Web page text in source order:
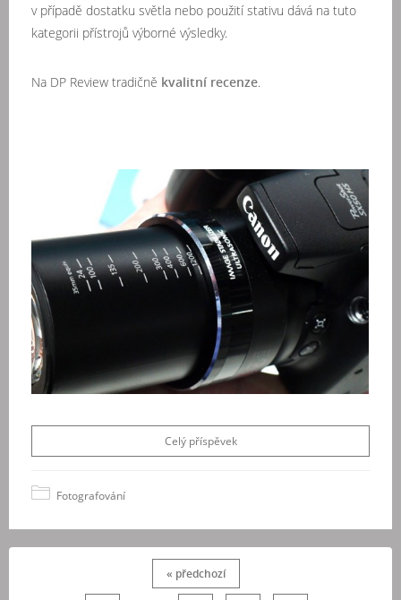
v případě dostatku světla nebo použití stativu dává na tuto
kategorii přístrojů výborné výsledky.
Na DP Review tradičně kvalitní recenze.
Celý příspěvek
Fotografování
« předchozí